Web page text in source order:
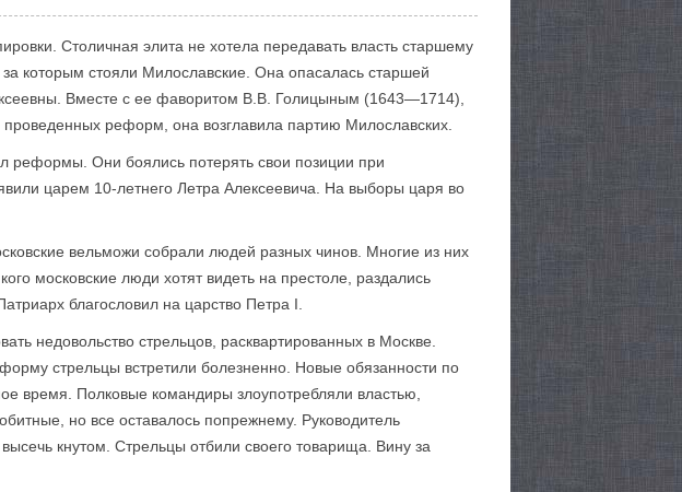
Столичная элита не хотела передавать власть старшему
которым стояли Милославские. Она опасалась старшей
Вместе с ее фаворитом В.В. Голицыным (1643—1714),
реформ, она возглавила партию Милославских.
реформы. Они боялись потерять свои позиции при
царем 10-летнего Летра Алексеевича. На выборы царя во
вельможи собрали людей разных чинов. Многие из них
московские люди хотят видеть на престоле, раздались
благословил на царство Петра I.
недовольство стрельцов, расквартированных в Москве.
стрельцы встретили болезненно. Новые обязанности по
время. Полковые ко­мандиры злоупотребляли властью,
но все оставалось попрежнему. Руководитель
кнутом. Стрельцы отбили своего товарища. Вину за